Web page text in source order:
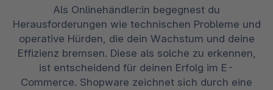
Als Onlinehändler:in begegnest du
Herausforderungen wie technischen Probleme und
operative Hürden, die dein Wachstum und deine
Effizienz bremsen. Diese als solche zu erkennen,
ist entscheidend für deinen Erfolg im E-
Commerce. Shopware zeichnet sich durch eine